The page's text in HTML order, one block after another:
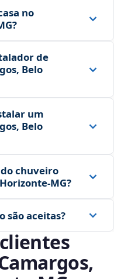
no
de
Belo
um
Belo
chuveiro
são aceitas?